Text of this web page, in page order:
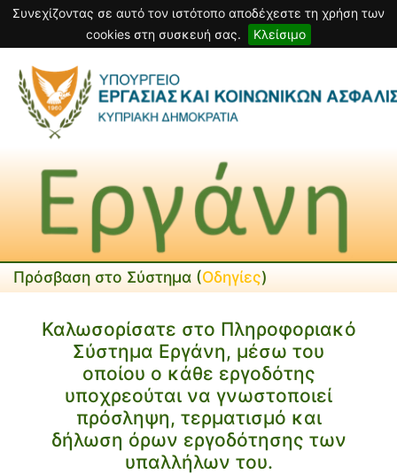
Συνεχίζοντας σε αυτό τον ιστότοπο αποδέχεστε τη χρήση των
cookies στη συσκευή σας.
Κλείσιμο
Πρόσβαση στο Σύστημα (Οδηγίες)
Καλωσορίσατε στο Πληροφοριακό
Σύστημα Εργάνη, μέσω του
οποίου ο κάθε εργοδότης
υποχρεούται να γνωστοποιεί
πρόσληψη, τερματισμό και
δήλωση όρων εργοδότησης των
υπαλλήλων του.